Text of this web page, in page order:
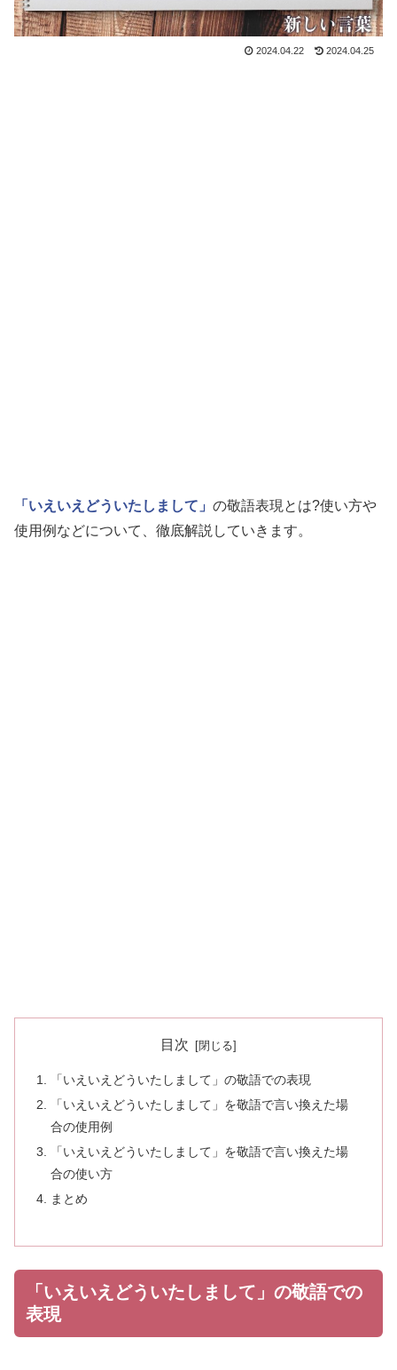
2024.04.22 2024.04.25
「いえいえどういたしまして」 の敬語表現とは?使い方や
使用例などについて、徹底解説していきます。
目次
「いえいえどういたしまして」の敬語での表現
「いえいえどういたしまして」を敬語で言い換えた場
合の使用例
「いえいえどういたしまして」を敬語で言い換えた場
合の使い方
まとめ
「いえいえどういたしまして」の敬語での
表現